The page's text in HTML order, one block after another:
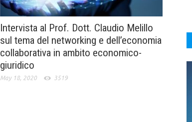
Intervista al Prof. Dott. Claudio Melillo
sul tema del networking e dell’economia
collaborativa in ambito economico-
giuridico
May 18, 2020 3519